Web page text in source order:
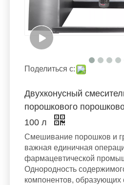
Поделиться с:
Двухконусный
порошкового
100 л
Смешивание порошков и
важная единичная
фармацевтической
Однородность
компонентов, образующих